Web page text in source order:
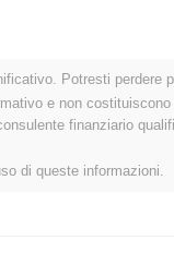
dicembre 2021,
test di successo, il
si è concentrato
degli utenti e la
Questi passi
Potresti perdere
e non
finanziario
di queste informazioni.